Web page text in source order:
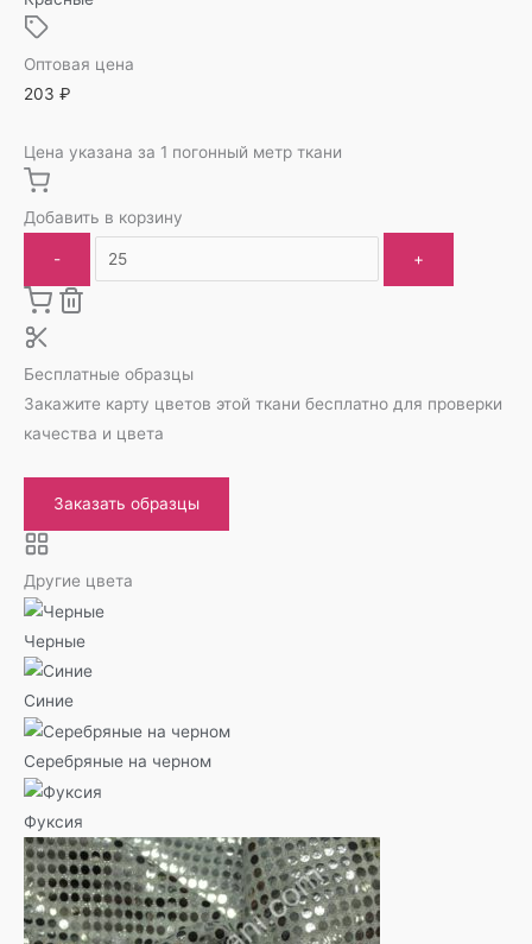
Оптовая цена
203 ₽
Цена указана за 1 погонный метр ткани
Добавить в корзину
- +
Бесплатные образцы
Закажите карту цветов этой ткани бесплатно для проверки
качества и цвета
Заказать образцы
Другие цвета
Черные
Синие
Серебряные на черном
Фуксия